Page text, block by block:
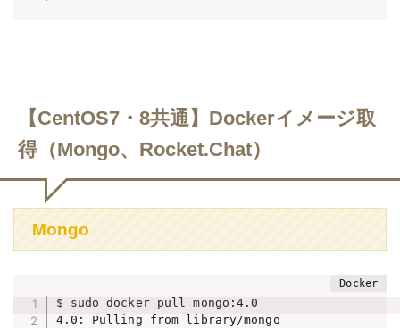
【CentOS7・8共通】Dockerイメージ取
得（Mongo、Rocket.Chat）
Mongo
$ sudo docker pull mongo:4.0
4.0: Pulling from library/mongo